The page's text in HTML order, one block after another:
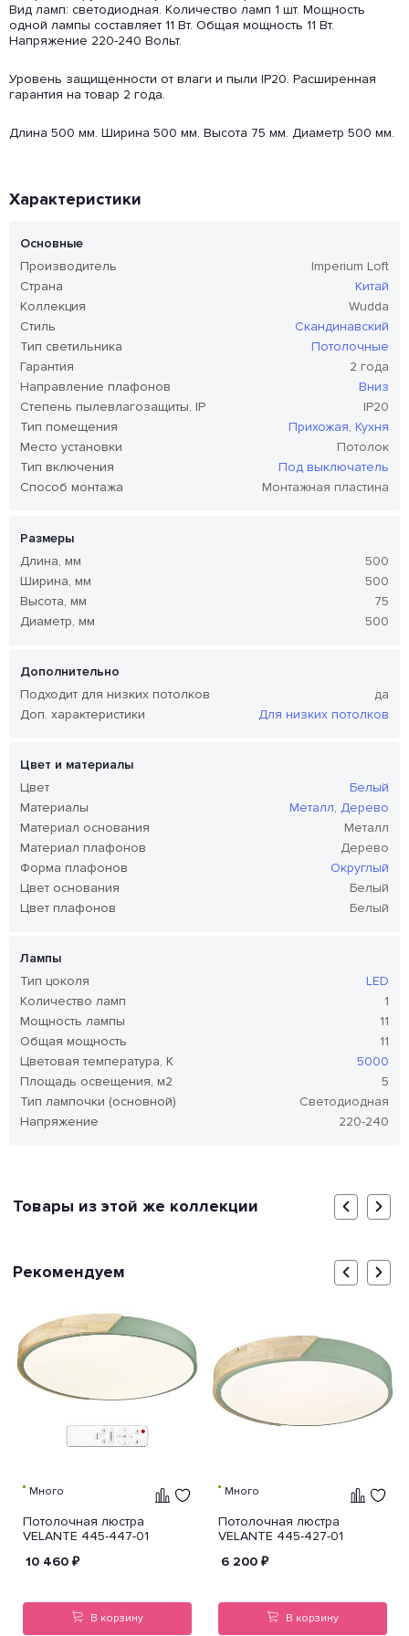
Вид ламп: светодиодная. Количество ламп 1 шт. Мощность
одной лампы составляет 11 Вт. Общая мощность 11 Вт.
Напряжение 220-240 Вольт.
Уровень защищенности от влаги и пыли IP20. Расширенная
гарантия на товар 2 года.
Длина 500 мм. Ширина 500 мм. Высота 75 мм. Диаметр 500 мм.
Характеристики
Основные
Производитель
Imperium Loft
Страна
Китай
Коллекция
Wudda
Стиль
Скандинавский
Тип светильника
Потолочные
Гарантия
2 года
Направление плафонов
Вниз
Степень пылевлагозащиты, IP
IP20
Тип помещения
Прихожая, Кухня
Место установки
Потолок
Тип включения
Под выключатель
Способ монтажа
Монтажная пластина
Размеры
Длина, мм
500
Ширина, мм
500
Высота, мм
75
Диаметр, мм
500
Дополнительно
Подходит для низких потолков
да
Доп. характеристики
Для низких потолков
Цвет и материалы
Цвет
Белый
Материалы
Металл, Дерево
Материал основания
Металл
Материал плафонов
Дерево
Форма плафонов
Округлый
Цвет основания
Белый
Цвет плафонов
Белый
Лампы
Тип цоколя
LED
Количество ламп
1
Мощность лампы
11
Общая мощность
11
Цветовая температура, K
5000
Площадь освещения, м2
5
Тип лампочки (основной)
Светодиодная
Напряжение
220-240
Товары из этой же коллекции
Рекомендуем
Много
Потолочная люстра
VELANTE 445-447-01
10 460 ₽
В корзину
Много
Потолочная люстра
VELANTE 445-427-01
6 200 ₽
В корзину